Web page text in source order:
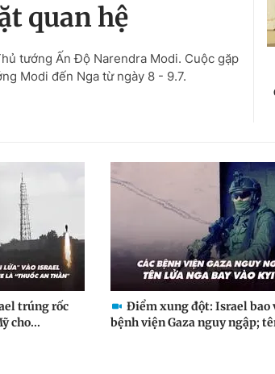
quan hệ
tướng Ấn Độ Narendra Modi. Cuộc gặp
Modi đến Nga từ ngày 8 - 9.7.
trúng rốc
cho...
Điểm xung đột: Israel bao
bệnh viện Gaza nguy ngập;